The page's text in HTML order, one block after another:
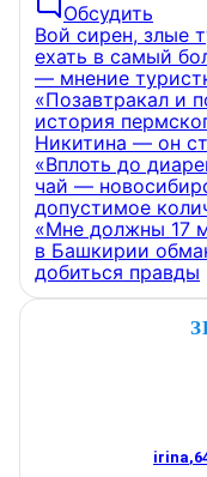
Обсудить
Вой сирен, злые
ехать в самый
— мнение
«Позавтракал и
история
Никитина — он
«Вплоть до
чай —
допустимое
«Мне должны 17
в Башкирии
добиться правды
irina,